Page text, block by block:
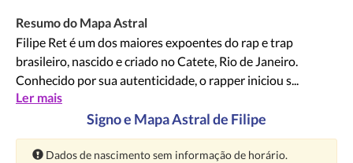
Resumo do Mapa Astral
Filipe Ret é um dos maiores expoentes do rap e trap
brasileiro, nascido e criado no Catete, Rio de Janeiro.
Conhecido por sua autenticidade, o rapper iniciou s...
Ler mais
Signo e Mapa Astral de Filipe
Atenção:
Dados de nascimento sem informação de horário.